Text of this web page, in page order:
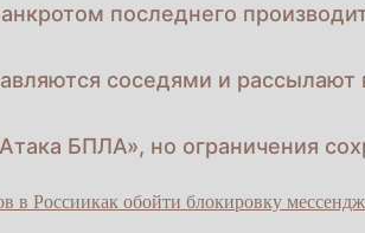
последнего
соседями и
БПЛА», но ограничения
в Россиикак обойти блокировку